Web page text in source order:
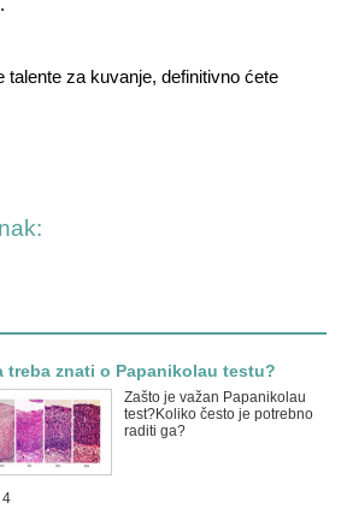
za kuvanje, definitivno ćete
treba znati o Papanikolau testu?
Zašto je važan Papanikolau
test?Koliko često je potrebno
raditi ga?
4